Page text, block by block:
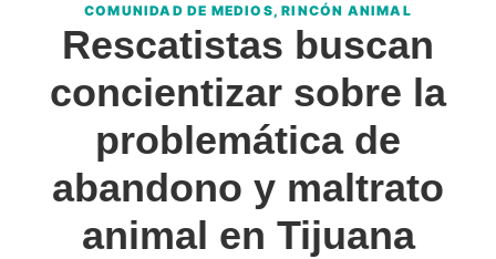
la
frontera
COMUNIDAD DE MEDIOS,RINCÓN ANIMAL
Rescatistas buscan
concientizar sobre la
problemática de
abandono y maltrato
animal en Tijuana